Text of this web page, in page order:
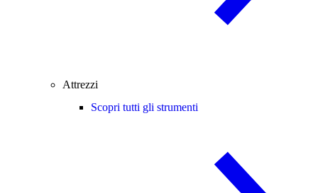
Attrezzi
Scopri tutti gli strumenti